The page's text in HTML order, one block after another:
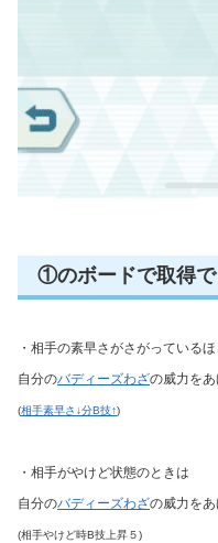
①のボードで取得
・相手の素早さがさがっている
自分のバディーズわざの威力をあ
(相手素早さ↓分B技↑)
・相手がやけど状態のときは
自分のバディーズわざの威力をあ
(相手やけど時B技上昇５)